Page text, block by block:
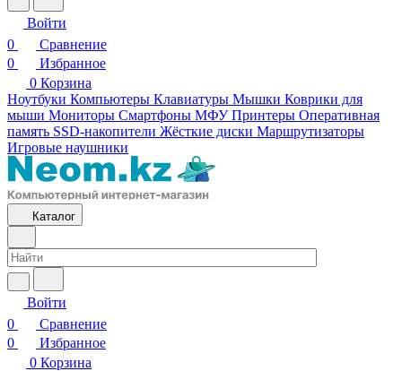
Войти
0
Сравнение
0
Избранное
0 Корзина
Ноутбуки Компьютеры Клавиатуры Мышки Коврики для
мыши Мониторы Смартфоны МФУ Принтеры Оперативная
память SSD-накопители Жёсткие диски Маршрутизаторы
Игровые наушники
Каталог
Войти
0
Сравнение
0
Избранное
0 Корзина